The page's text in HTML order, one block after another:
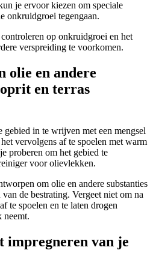
je ervoor kiezen om speciale
onkruidgroei tegengaan.
op onkruidgroei en het
verspreiding te voorkomen.
olie en andere
en terras
gebied in te wrijven met een mengsel
vervolgens af te spoelen met warm
proberen om het gebied te
voor olievlekken.
om olie en andere substanties
de bestrating. Vergeet niet om na
te spoelen en te laten drogen
neemt.
impregneren van je